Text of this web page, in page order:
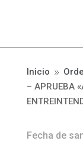
Inicio 9
– APRUEBA
Fecha de